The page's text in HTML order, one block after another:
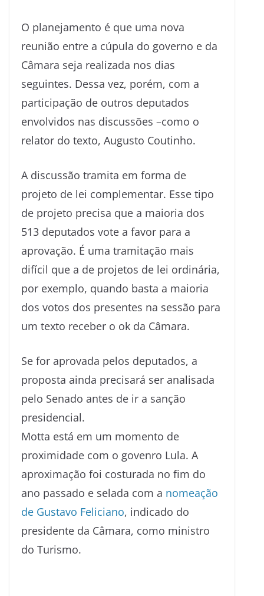
O planejamento é que uma nova
reunião entre a cúpula do governo e da
Câmara seja realizada nos dias
seguintes. Dessa vez, porém, com a
participação de outros deputados
envolvidos nas discussões –como o
relator do texto, Augusto Coutinho.
A discussão tramita em forma de
projeto de lei complementar. Esse tipo
de projeto precisa que a maioria dos
513 deputados vote a favor para a
aprovação. É uma tramitação mais
difícil que a de projetos de lei ordinária,
por exemplo, quando basta a maioria
dos votos dos presentes na sessão para
um texto receber o ok da Câmara.
Se for aprovada pelos deputados, a
proposta ainda precisará ser analisada
pelo Senado antes de ir a sanção
presidencial.
Motta está em um momento de
proximidade com o govenro Lula. A
aproximação foi costurada no fim do
ano passado e selada com a nomeação
de Gustavo Feliciano, indicado do
presidente da Câmara, como ministro
do Turismo.